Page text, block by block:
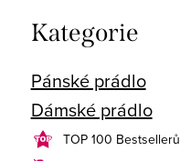
o
s
t
r
Přeskočit
kategorie
Kategorie
Pánské prádlo
Dámské prádlo
TOP 100 Bestsellerů